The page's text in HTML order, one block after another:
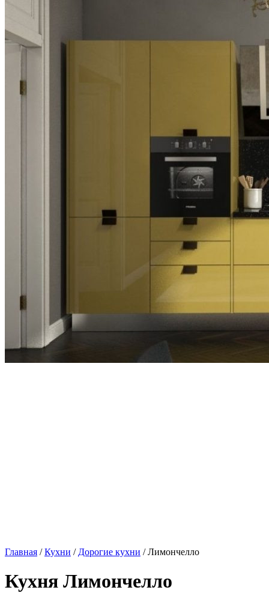
Главная /Кухни / Дорогие кухни / Лимончелло
Кухня Лимончелло